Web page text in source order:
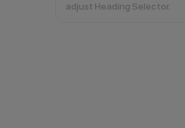
adjust Heading Selector.